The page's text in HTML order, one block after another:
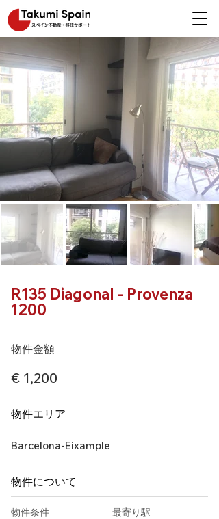
R135 Diagonal - Provenza
1200
物件金額
€ 1,200
物件エリア
Barcelona-Eixample
物件について
物件条件 最寄り駅